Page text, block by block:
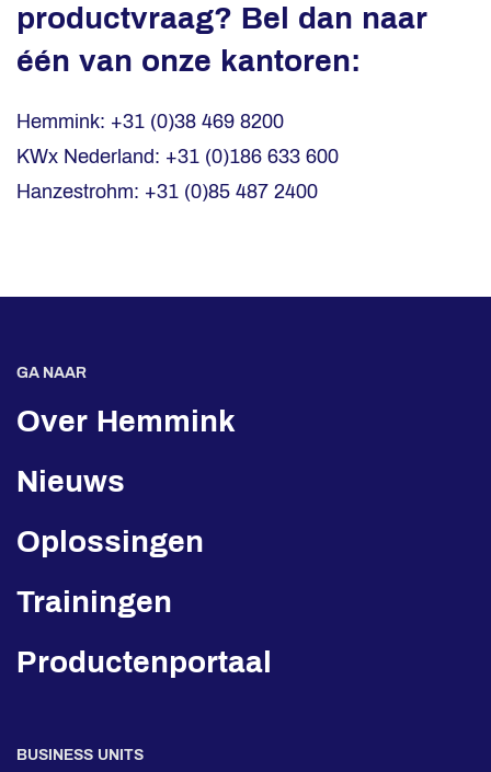
productvraag? Bel dan naar
één van onze kantoren:
Hemmink: +31 (0)38 469 8200
KWx Nederland: +31 (0)186 633 600
Hanzestrohm: +31 (0)85 487 2400
GA NAAR
Over Hemmink
Nieuws
Oplossingen
Trainingen
Productenportaal
BUSINESS UNITS